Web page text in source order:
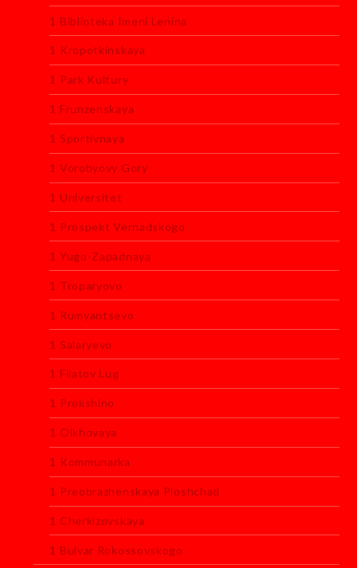
1 Biblioteka Imeni Lenina
1 Kropotkinskaya
1 Park Kultury
1 Frunzenskaya
1 Sportivnaya
1 Vorobyovy Gory
1 Universitet
1 Prospekt Vernadskogo
1 Yugo-Zapadnaya
1 Troparyovo
1 Rumyantsevo
1 Salaryevo
1 Filatov Lug
1 Prokshino
1 Olkhovaya
1 Kommunarka
1 Preobrazhenskaya Ploshchad
1 Cherkizovskaya
1 Bulvar Rokossovskogo